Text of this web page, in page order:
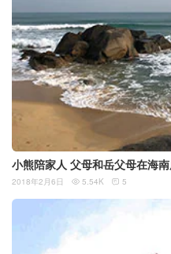
2018年2月6日  5.54K  5